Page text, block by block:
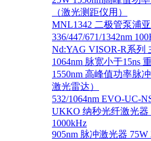
（激光测距仪用）
MNL1342 二极管泵浦
336/447/671/1342nm
Nd:YAG VISOR-R系列
1064nm 脉宽小于15ns
1550nm 高峰值功率脉
激光雷达）
532/1064nm EVO-UC-
UKKO 纳秒光纤激光器
1000kHz
905nm 脉冲激光器 75W